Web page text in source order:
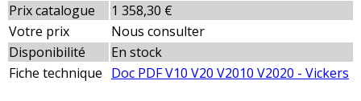
Prix catalogue
1 358,30 €
Votre prix
Nous consulter
Disponibilité
En stock
Fiche technique Doc PDF V10 V20 V2010 V2020 - Vickers